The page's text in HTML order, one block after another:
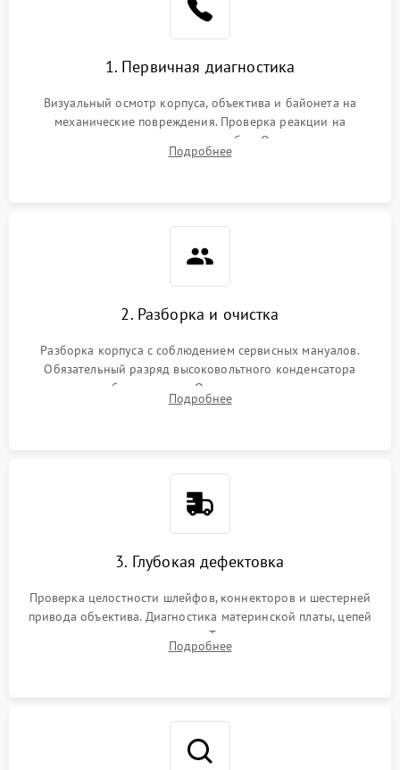
1. Первичная диагностика
Визуальный осмотр корпуса, объектива и байонета на
механические повреждения. Проверка реакции на
включение, считывание кодов ошибок. Оценка состояния
матрицы и затвора, проверка работы автофокуса и вспышки.
Подробнее
2. Разборка и очистка
Разборка корпуса с соблюдением сервисных мануалов.
Обязательный разряд высоковольтного конденсатора
вспышки для безопасности. Очистка внутренних узлов от
пыли, песка и следов влаги с помощью спецсредств.
Подробнее
3. Глубокая дефектовка
Проверка целостности шлейфов, коннекторов и шестерней
привода объектива. Диагностика материнской платы, цепей
питания и картоприемника. Тестирование механизма
затвора и блока внутрикамерной стабилизации.
Подробнее